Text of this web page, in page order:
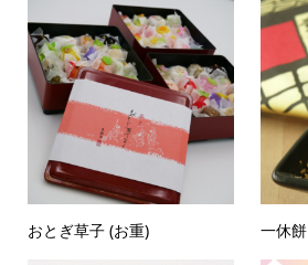
おとぎ草子 (お重) 一休餅